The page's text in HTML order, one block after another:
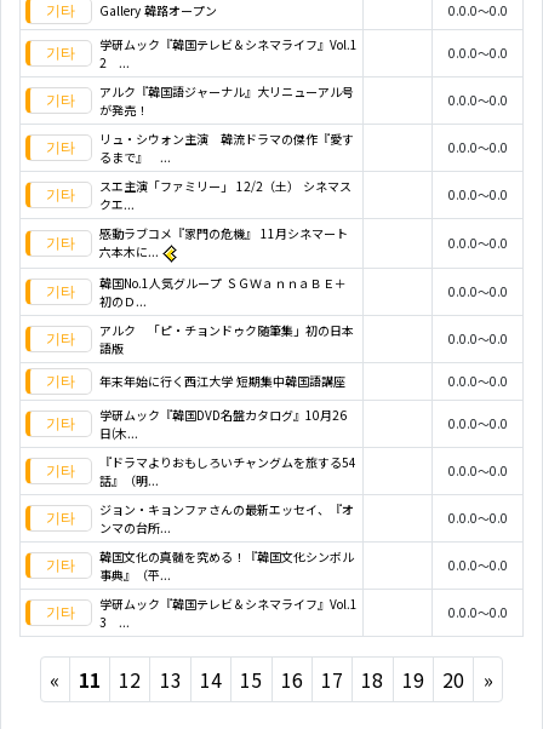
Gallery 韓路オープン
0.0.0～0.0
学研ムック『韓国テレビ＆シネマライフ』Vol.1
2 ...
0.0.0～0.0
アルク『韓国語ジャーナル』大リニューアル号
が発売！
0.0.0～0.0
リュ・シウォン主演 韓流ドラマの傑作『愛す
るまで』 ...
0.0.0～0.0
スエ主演「ファミリー」 12/2（土） シネマス
クエ...
0.0.0～0.0
感動ラブコメ『家門の危機』 11月シネマート
六本木に...
0.0.0～0.0
韓国No.1人気グループ ＳＧＷａｎｎａＢＥ＋
初のＤ...
0.0.0～0.0
アルク 「ピ・チョンドゥク随筆集」初の日本
語版
0.0.0～0.0
年末年始に行く西江大学 短期集中韓国語講座
0.0.0～0.0
学研ムック『韓国DVD名盤カタログ』10月26
日(木...
0.0.0～0.0
『ドラマよりおもしろいチャングムを旅する54
話』（明...
0.0.0～0.0
ジョン・キョンファさんの最新エッセイ、『オ
ンマの台所...
0.0.0～0.0
韓国文化の真髄を究める！『韓国文化シンボル
事典』（平...
0.0.0～0.0
学研ムック『韓国テレビ＆シネマライフ』Vol.1
3 ...
0.0.0～0.0
« Previous
11 12 13 14 15 16 17 18 19 20 »Next